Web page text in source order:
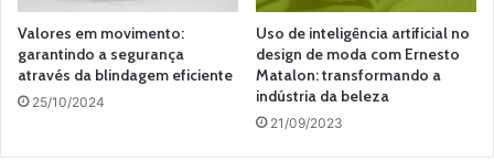
Valores em movimento:
garantindo a segurança
através da blindagem eficiente
25/10/2024
Uso de inteligência artificial no
design de moda com Ernesto
Matalon: transformando a
indústria da beleza
21/09/2023